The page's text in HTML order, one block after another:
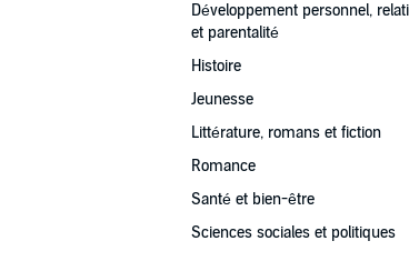
Développement personnel,
et parentalité
Histoire
Jeunesse
Littérature, romans et fiction
Romance
Santé et bien-être
Sciences sociales et politiques